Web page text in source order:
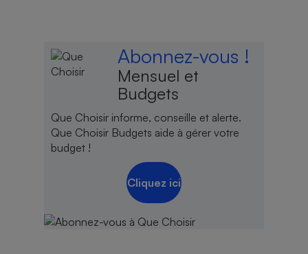
Abonnez-vous !
Mensuel et
Budgets
Que Choisir informe, conseille et alerte.
Que Choisir Budgets aide à gérer votre
budget !
Cliquez ici